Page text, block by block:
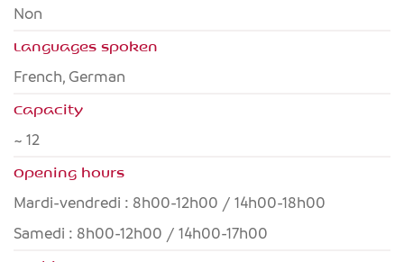
Non
Languages spoken
French, German
Capacity
~ 12
Opening hours
Mardi-vendredi : 8h00-12h00 / 14h00-18h00
Samedi : 8h00-12h00 / 14h00-17h00